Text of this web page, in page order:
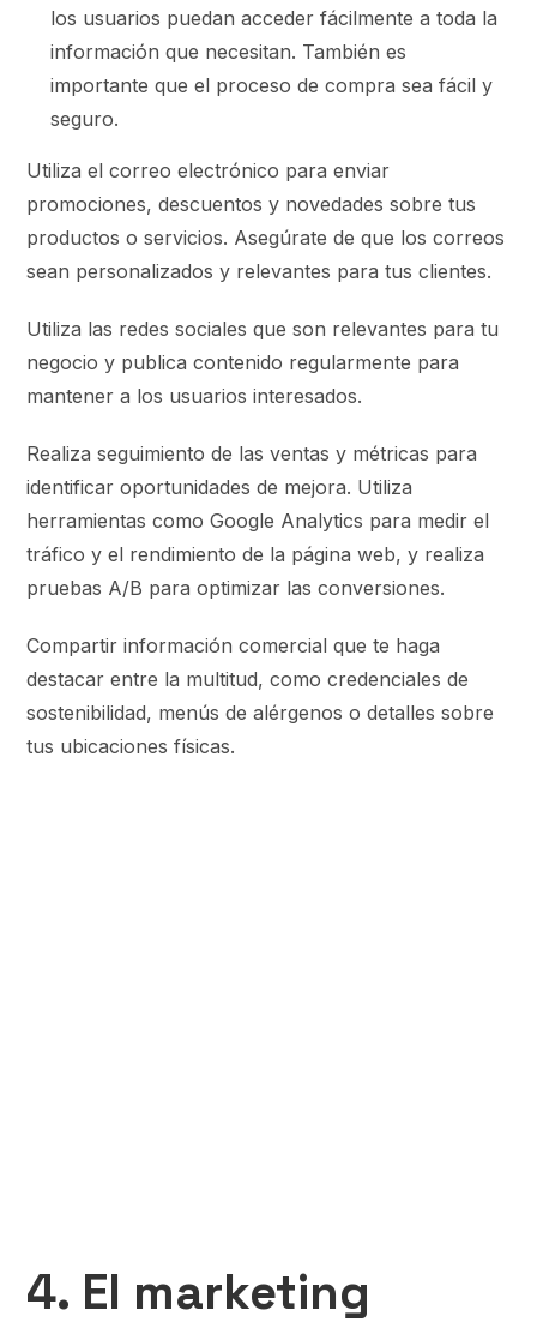
los usuarios puedan acceder fácilmente a toda la
información que necesitan. También es
importante que el proceso de compra sea fácil y
seguro.
Utiliza el correo electrónico para enviar
promociones, descuentos y novedades sobre tus
productos o servicios. Asegúrate de que los correos
sean personalizados y relevantes para tus clientes.
Utiliza las redes sociales que son relevantes para tu
negocio y publica contenido regularmente para
mantener a los usuarios interesados.
Realiza seguimiento de las ventas y métricas para
identificar oportunidades de mejora. Utiliza
herramientas como Google Analytics para medir el
tráfico y el rendimiento de la página web, y realiza
pruebas A/B para optimizar las conversiones.
Compartir información comercial que te haga
destacar entre la multitud, como credenciales de
sostenibilidad, menús de alérgenos o detalles sobre
tus ubicaciones físicas.
4. El marketing